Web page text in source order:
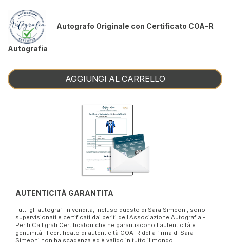
Autografo Originale con Certificato COA-R
Autografia
AGGIUNGI AL CARRELLO
AUTENTICITÀ GARANTITA
Tutti gli autografi in vendita, incluso questo di Sara Simeoni, sono
supervisionati e certificati dai periti dell'Associazione Autografia -
Periti Calligrafi Certificatori che ne garantiscono l'autenticità e
genuinità. Il certificato di autenticità COA-R della firma di Sara
Simeoni non ha scadenza ed è valido in tutto il mondo.